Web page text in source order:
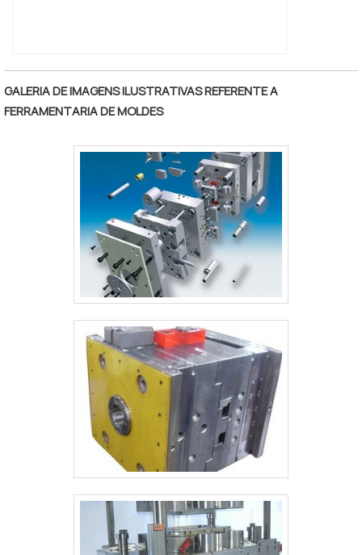
GALERIA DE IMAGENS ILUSTRATIVAS REFERENTE A
FERRAMENTARIA DE MOLDES